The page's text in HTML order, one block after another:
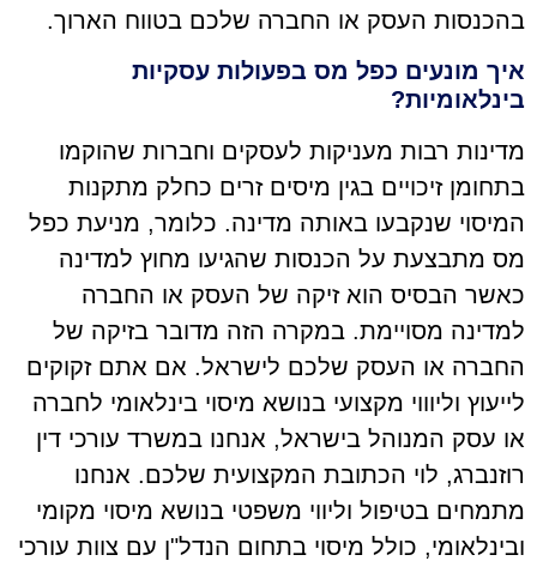
בהכנסות העסק או החברה שלכם בטווח הארוך.
איך מונעים כפל מס בפעולות עסקיות
בינלאומיות?
מדינות רבות מעניקות לעסקים וחברות שהוקמו
בתחומן זיכויים בגין מיסים זרים כחלק מתקנות
המיסוי שנקבעו באותה מדינה. כלומר, מניעת כפל
מס מתבצעת על הכנסות שהגיעו מחוץ למדינה
כאשר הבסיס הוא זיקה של העסק או החברה
למדינה מסויימת. במקרה הזה מדובר בזיקה של
החברה או העסק שלכם לישראל. אם אתם זקוקים
לייעוץ וליוווי מקצועי בנושא מיסוי בינלאומי לחברה
או עסק המנוהל בישראל, אנחנו במשרד עורכי דין
רוזנברג, לוי הכתובת המקצועית שלכם. אנחנו
מתמחים בטיפול וליווי משפטי בנושא מיסוי מקומי
ובינלאומי, כולל מיסוי בתחום הנדל"ן עם צוות עורכי